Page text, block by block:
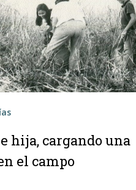
hija, cargando una
el campo